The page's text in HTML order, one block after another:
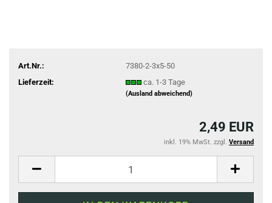
Art.Nr.:
7380-2-3x5-50
Lieferzeit:
ca. 1-3 Tage
(Ausland abweichend)
2,49 EUR
inkl. 19% MwSt. zzgl. Versand